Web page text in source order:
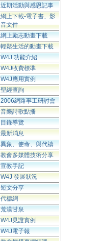
近期活動與感恩記事
網上下載-電子書、影
音文件
網上勵志動畫下載
輕鬆生活的動畫下載
W4J 功能介紹
W4J收費標準
W4J應用實例
聖經查詢
2006網路事工研討會
音樂詩歌點播
目錄導覽
最新消息
異象、使命、與代禱
教會多媒體技術分享
宣教手記
W4J 發展狀況
短文分享
代禱網
荒漠甘泉
W4J見證實例
W4J電子報